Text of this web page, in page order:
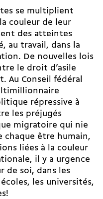
se multiplient
couleur de leur
des atteintes
au travail, dans la
De nouvelles lois
le droit d’asile
Au Conseil fédéral
répressive à
les préjugés
migratoire qui nie
chaque être humain,
liées à la couleur
il y a urgence
de soi, dans les
les universités,